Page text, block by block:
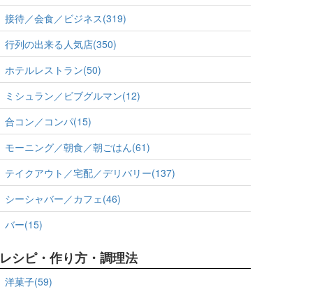
接待／会食／ビジネス(319)
行列の出来る人気店(350)
ホテルレストラン(50)
ミシュラン／ビブグルマン(12)
合コン／コンパ(15)
モーニング／朝食／朝ごはん(61)
テイクアウト／宅配／デリバリー(137)
シーシャバー／カフェ(46)
バー(15)
レシピ・作り方・調理法
洋菓子(59)